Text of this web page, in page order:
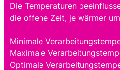
Die Temperaturen
die offene Zeit, je wärmer
Minimale
Maximale
Optimale